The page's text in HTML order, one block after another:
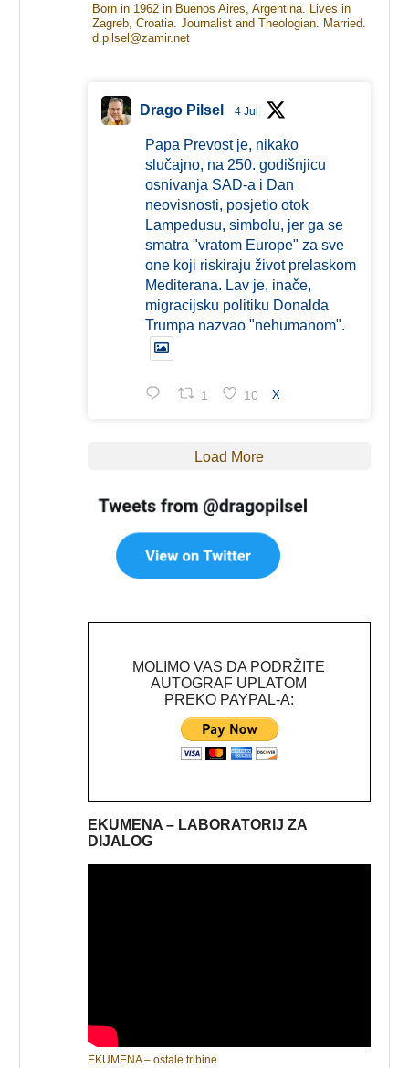
Born in 1962 in Buenos Aires, Argentina. Lives in
Zagreb, Croatia. Journalist and Theologian. Married.
d.pilsel@zamir.net
Drago Pilsel 4 Jul
Papa Prevost je, nikako
slučajno, na 250. godišnjicu
osnivanja SAD-a i Dan
neovisnosti, posjetio otok
Lampedusu, simbolu, jer ga se
smatra "vratom Europe" za sve
one koji riskiraju život prelaskom
Mediterana. Lav je, inače,
migracijsku politiku Donalda
Trumpa nazvao "nehumanom".
1 10 X
Load More
MOLIMO VAS DA PODRŽITE
AUTOGRAF UPLATOM
PREKO PAYPAL-A:
EKUMENA – LABORATORIJ ZA
DIJALOG
EKUMENA – ostale tribine